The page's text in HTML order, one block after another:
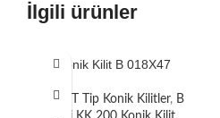
İlgili ürünler
Konik Kilit B 018X47
B ve T Tip Konik Kilitler, B